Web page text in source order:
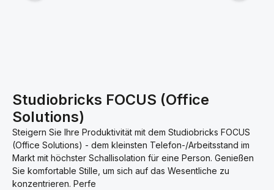
Studiobricks FOCUS (Office
Solutions)
Steigern Sie Ihre Produktivität mit dem Studiobricks FOCUS
(Office Solutions) - dem kleinsten Telefon-/Arbeitsstand im
Markt mit höchster Schallisolation für eine Person. Genießen
Sie komfortable Stille, um sich auf das Wesentliche zu
konzentrieren. Perfe